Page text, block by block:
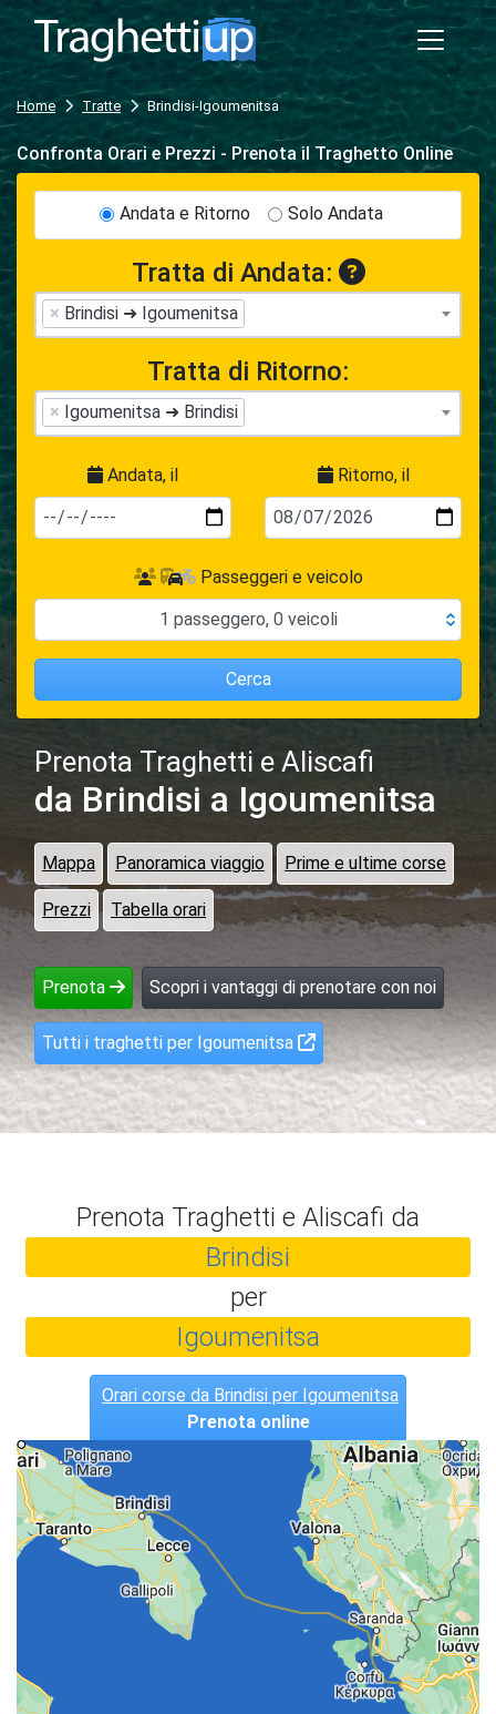
Home Tratte Brindisi-Igoumenitsa
Prenota Traghetti e Aliscafi
da Brindisi a Igoumenitsa
Mappa Panoramica viaggio Prime e ultime corse
Prezzi Tabella orari
Prenota Scopri i vantaggi di prenotare con noi
Tutti i traghetti per Igoumenitsa
Confronta Orari e Prezzi - Prenota il Traghetto Online
Andata e Ritorno Solo Andata
Tratta di Andata:
× Brindisi ➜ Igoumenitsa
Tratta di Ritorno:
× Igoumenitsa ➜ Brindisi
Andata, il Ritorno, il
Passeggeri e veicolo
1 passeggero, 0 veicoli
Cerca
Prenota Traghetti e Aliscafi da
Brindisi
per
Igoumenitsa
Orari corse da Brindisi per Igoumenitsa
Prenota online